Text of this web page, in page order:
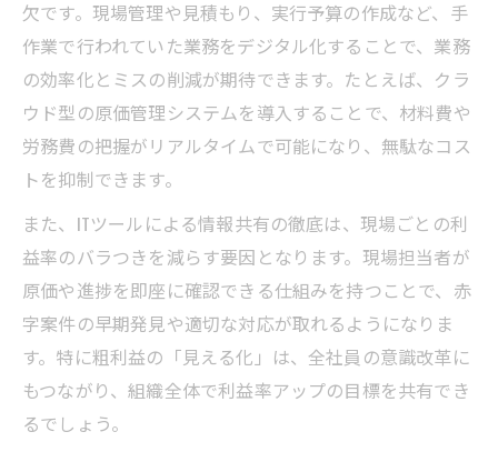
欠です。現場管理や見積もり、実行予算の作成など、手
作業で行われていた業務をデジタル化することで、業務
の効率化とミスの削減が期待できます。たとえば、クラ
ウド型の原価管理システムを導入することで、材料費や
労務費の把握がリアルタイムで可能になり、無駄なコス
トを抑制できます。
また、ITツールによる情報共有の徹底は、現場ごとの利
益率のバラつきを減らす要因となります。現場担当者が
原価や進捗を即座に確認できる仕組みを持つことで、赤
字案件の早期発見や適切な対応が取れるようになりま
す。特に粗利益の「見える化」は、全社員の意識改革に
もつながり、組織全体で利益率アップの目標を共有でき
るでしょう。